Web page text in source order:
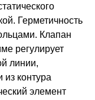
Герметичность
Клапан
регулирует
линии,
контура
элемент